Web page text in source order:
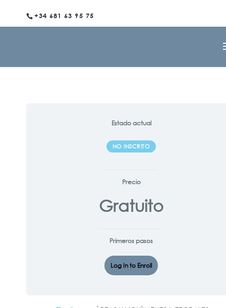
+34 681 63 95 75
Estado actual
NO INSCRITO
Precio
Gratuito
Primeros pasos
Log In to Enroll